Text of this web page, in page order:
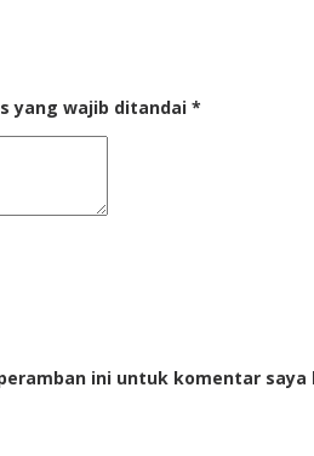
yang wajib ditandai *
ini untuk komentar